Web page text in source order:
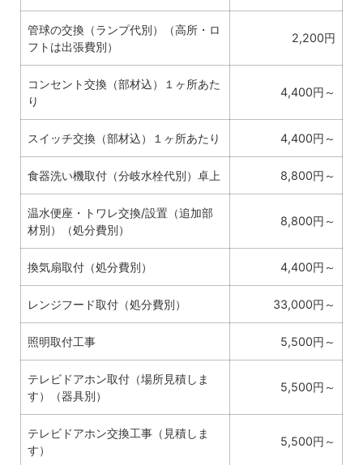
管球の交換（ランプ代別）（高所・ロ
フトは出張費別）
2,200円
コンセント交換（部材込）１ヶ所あた
り
4,400円～
スイッチ交換（部材込）１ヶ所あたり 4,400円～
食器洗い機取付（分岐水栓代別）卓上 8,800円～
温水便座・トワレ交換/設置（追加部
材別）（処分費別）
8,800円～
換気扇取付（処分費別） 4,400円～
レンジフード取付（処分費別） 33,000円～
照明取付工事 5,500円～
テレビドアホン取付（場所見積しま
す）（器具別）
5,500円～
テレビドアホン交換工事（見積しま
す）
5,500円～